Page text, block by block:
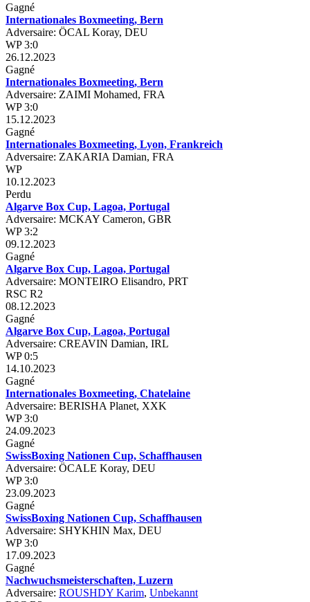
Gagné
Internationales Boxmeeting, Bern
Adversaire: ÖCAL Koray, DEU
WP 3:0
26.12.2023
Gagné
Internationales Boxmeeting, Bern
Adversaire: ZAIMI Mohamed, FRA
WP 3:0
15.12.2023
Gagné
Internationales Boxmeeting, Lyon, Frankreich
Adversaire: ZAKARIA Damian, FRA
WP
10.12.2023
Perdu
Algarve Box Cup, Lagoa, Portugal
Adversaire: MCKAY Cameron, GBR
WP 3:2
09.12.2023
Gagné
Algarve Box Cup, Lagoa, Portugal
Adversaire: MONTEIRO Elisandro, PRT
RSC R2
08.12.2023
Gagné
Algarve Box Cup, Lagoa, Portugal
Adversaire: CREAVIN Damian, IRL
WP 0:5
14.10.2023
Gagné
Internationales Boxmeeting, Chatelaine
Adversaire: BERISHA Planet, XXK
WP 3:0
24.09.2023
Gagné
SwissBoxing Nationen Cup, Schaffhausen
Adversaire: ÖCALE Koray, DEU
WP 3:0
23.09.2023
Gagné
SwissBoxing Nationen Cup, Schaffhausen
Adversaire: SHYKHIN Max, DEU
WP 3:0
17.09.2023
Gagné
Nachwuchsmeisterschaften, Luzern
Adversaire: ROUSHDY Karim, Unbekannt